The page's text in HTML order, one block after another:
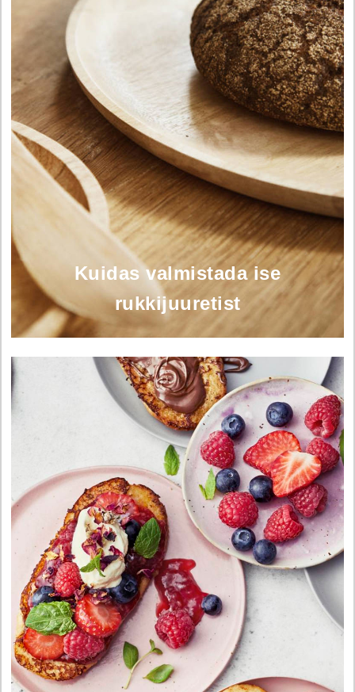
Kuidas valmistada ise
rukkijuuretist